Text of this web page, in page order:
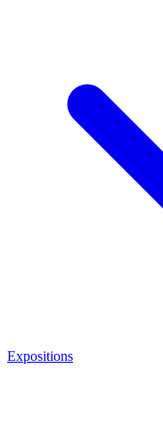
Expositions